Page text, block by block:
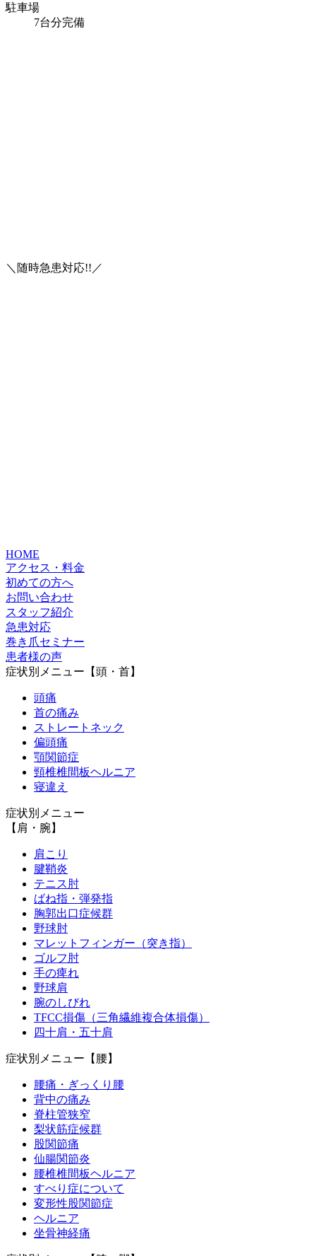
駐車場
7台分完備
＼随時急患対応!!／
HOME
アクセス・料金
初めての方へ
お問い合わせ
スタッフ紹介
急患対応
巻き爪セミナー
患者様の声
症状別メニュー【頭・首】
頭痛
首の痛み
ストレートネック
偏頭痛
顎関節症
頸椎椎間板ヘルニア
寝違え
症状別メニュー
【肩・腕】
肩こり
腱鞘炎
テニス肘
ばね指・弾発指
胸郭出口症候群
野球肘
マレットフィンガー（突き指）
ゴルフ肘
手の痺れ
野球肩
腕のしびれ
TFCC損傷（三角繊維複合体損傷）
四十肩・五十肩
症状別メニュー【腰】
腰痛・ぎっくり腰
背中の痛み
脊柱管狭窄
梨状筋症候群
股関節痛
仙腸関節炎
腰椎椎間板ヘルニア
すべり症について
変形性股関節症
ヘルニア
坐骨神経痛